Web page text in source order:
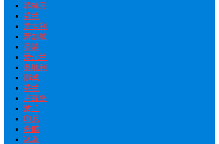
菲律宾
荷兰
意大利
新加坡
香港
爱尔兰
奥地利
挪威
芬兰
卢森堡
波兰
印尼
希腊
冰岛